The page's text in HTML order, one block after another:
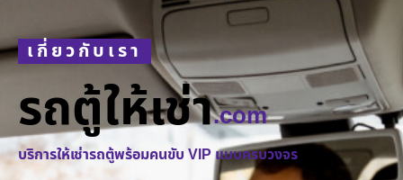
เกี่ยวกับเรา
รถตู้ให้เช่า.com
บริการให้เช่ารถตู้พร้อมคนขับ VIP แบบครบวงจร